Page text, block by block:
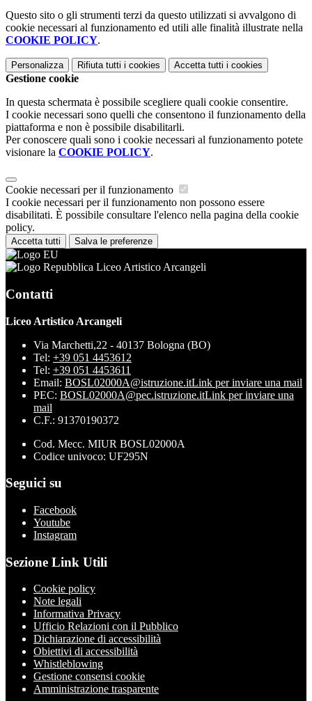
Questo sito o gli strumenti terzi da questo utilizzati si avvalgono di
cookie necessari al funzionamento ed utili alle finalità illustrate nella
COOKIE POLICY.
Personalizza Rifiuta tutti i cookies Accetta tutti i cookies
Gestione cookie
In questa schermata è possibile scegliere quali cookie consentire.
I cookie necessari sono quelli che consentono il funzionamento della
piattaforma e non è possibile disabilitarli.
Per conoscere quali sono i cookie necessari al funzionamento potete
visionare la COOKIE POLICY.
Cookie necessari per il funzionamento
I cookie necessari per il funzionamento non possono essere
disabilitati. È possibile consultare l'elenco nella pagina della cookie
policy.
Accetta tutti Salva le preferenze
Liceo Artistico Arcangeli
Contatti
Liceo Artistico Arcangeli
Via Marchetti,22 - 40137 Bologna (BO)
Tel: +39 051 4453612
Tel: +39 051 4453611
Email: BOSL02000A@istruzione.itLink per inviare una mail
PEC: BOSL02000A@pec.istruzione.itLink per inviare una
mail
C.F.: 91370190372
Cod. Mecc. MIUR BOSL02000A
Codice univoco: UF295N
Seguici su
Facebook
Youtube
Instagram
Sezione Link Utili
Cookie policy
Note legali
Informativa Privacy
Ufficio Relazioni con il Pubblico
Dichiarazione di accessibilità
Obiettivi di accessibilità
Whistleblowing
Gestione consensi cookie
Amministrazione trasparente